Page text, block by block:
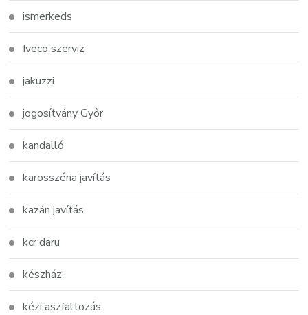
ismerkeds
Iveco szerviz
jakuzzi
jogosítvány Győr
kandalló
karosszéria javítás
kazán javítás
kcr daru
készház
kézi aszfaltozás